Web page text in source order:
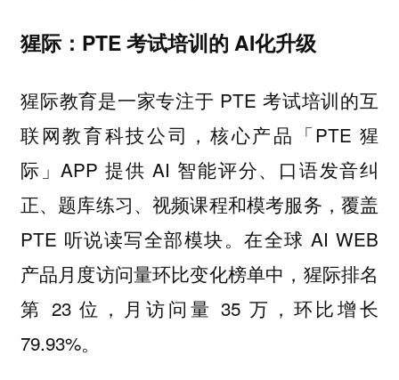
猩际：PTE 考试培训的 AI化升级
猩际教育是一家专注于 PTE 考试培训的互
联网教育科技公司，核心产品「PTE 猩
际」APP 提供 AI 智能评分、口语发音纠
正、题库练习、视频课程和模考服务，覆盖
PTE 听说读写全部模块。在全球 AI WEB
产品月度访问量环比变化榜单中，猩际排名
第 23 位，月访问量 35 万，环比增长
79.93%。